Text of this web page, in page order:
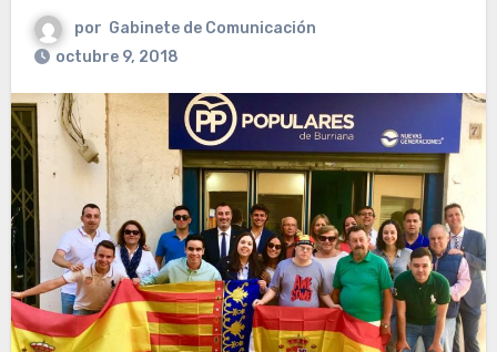
por Gabinete de Comunicación
octubre 9, 2018